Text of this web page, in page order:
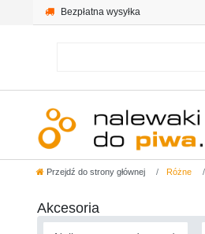
Bezpłatna wysyłka
Przejdź do strony głównej Różne
Akcesoria